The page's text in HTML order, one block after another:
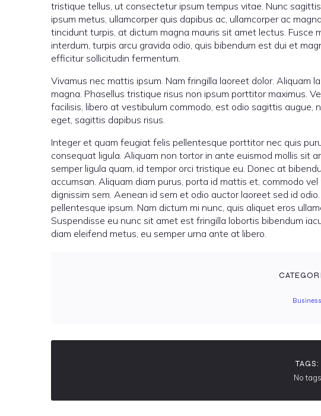
tristique tellus, ut consectetur ipsum tempus vitae. Nunc
ipsum metus, ullamcorper quis dapibus ac, ullamcorper ac
tincidunt turpis, at dictum magna mauris sit amet lectus. Fusce
interdum, turpis arcu gravida odio, quis bibendum est dui et
efficitur sollicitudin fermentum.
Vivamus nec mattis ipsum. Nam fringilla laoreet dolor. Aliquam
magna. Phasellus tristique risus non ipsum porttitor maximus.
facilisis, libero at vestibulum commodo, est odio sagittis augue,
eget, sagittis dapibus risus.
Integer et quam feugiat felis pellentesque porttitor nec quis
consequat ligula. Aliquam non tortor in ante euismod mollis sit
semper ligula quam, id tempor orci tristique eu. Donec at
accumsan. Aliquam diam purus, porta id mattis et, commodo
dignissim sem. Aenean id sem et odio auctor laoreet sed id
pellentesque ipsum. Nam dictum mi nunc, quis aliquet eros
Suspendisse eu nunc sit amet est fringilla lobortis bibendum
diam eleifend metus, eu semper urna ante at libero.
Business
TAGS:
No tags